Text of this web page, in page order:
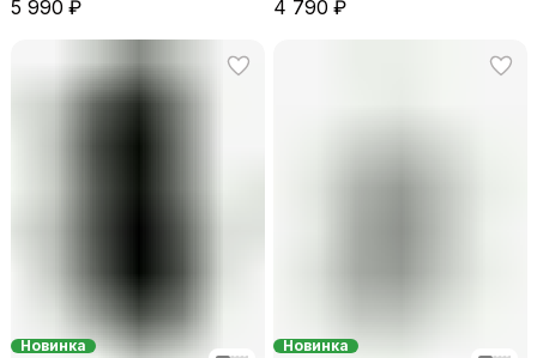
5 990 ₽ 4 790 ₽
Новинка Новинка